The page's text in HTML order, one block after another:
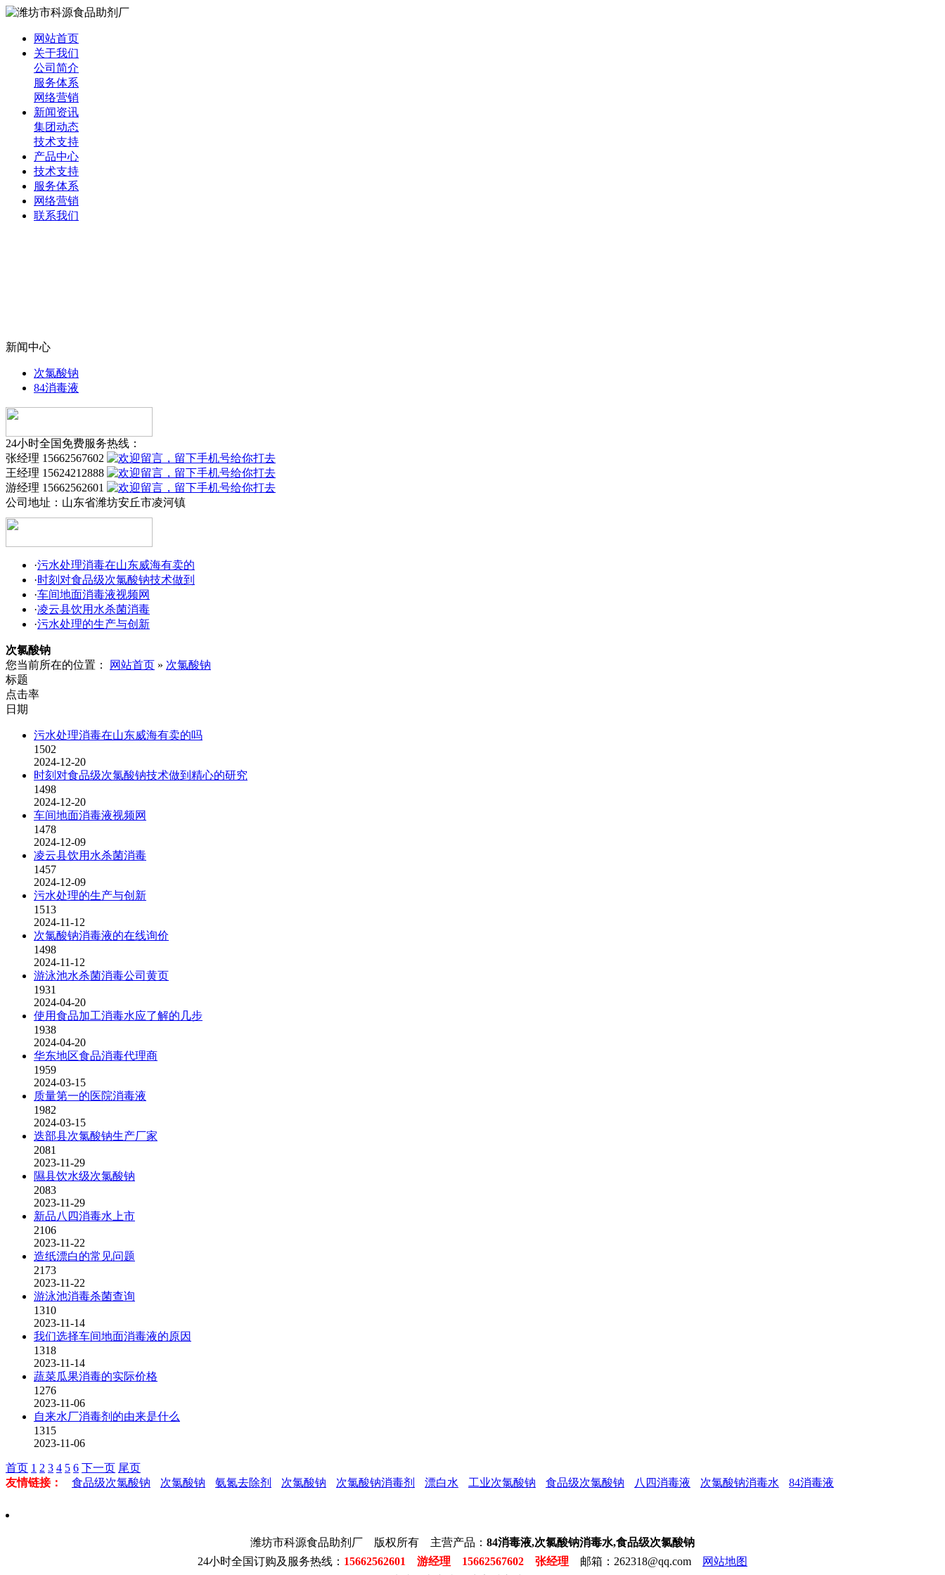
网站首页
关于我们
公司简介
服务体系
网络营销
新闻资讯
集团动态
技术支持
产品中心
技术支持
服务体系
网络营销
联系我们
新闻中心
次氯酸钠
84消毒液
24小时全国免费服务热线：
张经理 15662567602
王经理 15624212888
游经理 15662562601
公司地址： 山东省潍坊安丘市凌河镇
·污水处理消毒在山东威海有卖的
·时刻对食品级次氯酸钠技术做到
·车间地面消毒液视频网
·凌云县饮用水杀菌消毒
·污水处理的生产与创新
次氯酸钠
您当前所在的位置：
网站首页 » 次氯酸钠
标题
点击率
日期
污水处理消毒在山东威海有卖的吗
1502
2024-12-20
时刻对食品级次氯酸钠技术做到精心的研究
1498
2024-12-20
车间地面消毒液视频网
1478
2024-12-09
凌云县饮用水杀菌消毒
1457
2024-12-09
污水处理的生产与创新
1513
2024-11-12
次氯酸钠消毒液的在线询价
1498
2024-11-12
游泳池水杀菌消毒公司黄页
1931
2024-04-20
使用食品加工消毒水应了解的几步
1938
2024-04-20
华东地区食品消毒代理商
1959
2024-03-15
质量第一的医院消毒液
1982
2024-03-15
迭部县次氯酸钠生产厂家
2081
2023-11-29
隰县饮水级次氯酸钠
2083
2023-11-29
新品八四消毒水上市
2106
2023-11-22
造纸漂白的常见问题
2173
2023-11-22
游泳池消毒杀菌查询
1310
2023-11-14
我们选择车间地面消毒液的原因
1318
2023-11-14
蔬菜瓜果消毒的实际价格
1276
2023-11-06
自来水厂消毒剂的由来是什么
1315
2023-11-06
首页 1 2 3 4 5 6 下一页 尾页
友情链接：
食品级次氯酸钠 次氯酸钠 氨氮去除剂 次氯酸钠 次氯酸钠消毒剂 漂白水 工业次氯酸钠 食品级次氯酸钠 八四消毒液 次氯酸钠消毒水 84消毒液
潍坊市科源食品助剂厂 版权所有 主营产品： 84消毒液,次氯酸钠消毒水,食品级次氯酸钠
24小时全国订购及服务热线： 15662562601 游经理 15662567602 张经理 邮箱：262318@qq.com
网站地图